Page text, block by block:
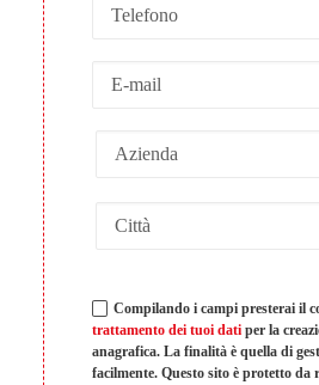
Compilando i campi presterai il
trattamento dei tuoi dati per la
anagrafica. La finalità è quella di
facilmente. Questo sito è protetto da